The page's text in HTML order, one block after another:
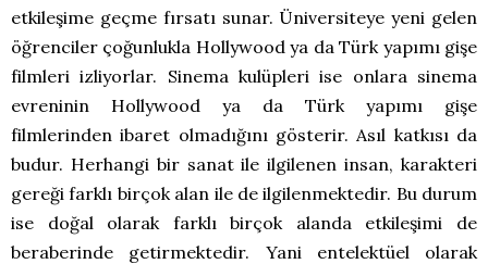
etkileşime geçme fırsatı sunar. Üniversiteye yeni gelen
öğrenciler çoğunlukla Hollywood ya da Türk yapımı gişe
filmleri izliyorlar. Sinema kulüpleri ise onlara sinema
evreninin Hollywood ya da Türk yapımı gişe
filmlerinden ibaret olmadığını gösterir. Asıl katkısı da
budur. Herhangi bir sanat ile ilgilenen insan, karakteri
gereği farklı birçok alan ile de ilgilenmektedir. Bu durum
ise doğal olarak farklı birçok alanda etkileşimi de
beraberinde getirmektedir. Yani entelektüel olarak